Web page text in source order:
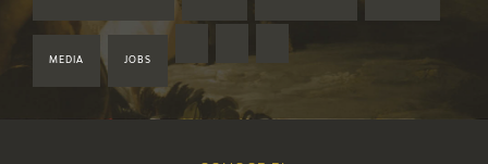
2019
2018
MEDIA JOBS